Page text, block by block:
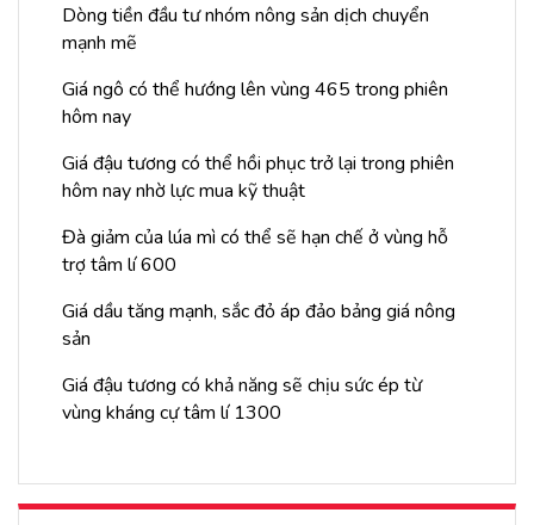
Dòng tiền đầu tư nhóm nông sản dịch chuyển
mạnh mẽ
Giá ngô có thể hướng lên vùng 465 trong phiên
hôm nay
Giá đậu tương có thể hồi phục trở lại trong phiên
hôm nay nhờ lực mua kỹ thuật
Đà giảm của lúa mì có thể sẽ hạn chế ở vùng hỗ
trợ tâm lí 600
Giá dầu tăng mạnh, sắc đỏ áp đảo bảng giá nông
sản
Giá đậu tương có khả năng sẽ chịu sức ép từ
vùng kháng cự tâm lí 1300